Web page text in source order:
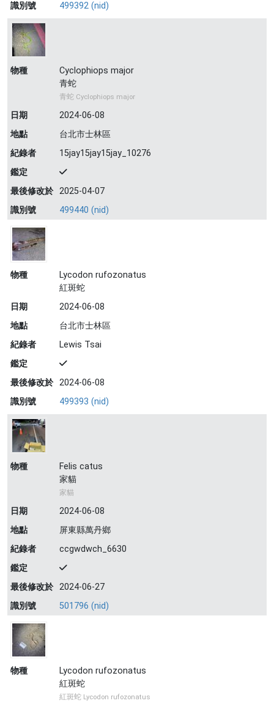
識別號
499392 (nid)
物種
Cyclophiops major
青蛇
青蛇 Cyclophiops major
日期
2024-06-08
地點
台北市士林區
紀錄者
15jay15jay15jay_10276
鑑定
最後修改於 2025-04-07
識別號
499440 (nid)
物種
Lycodon rufozonatus
紅斑蛇
日期
2024-06-08
地點
台北市士林區
紀錄者
Lewis Tsai
鑑定
最後修改於 2024-06-08
識別號
499393 (nid)
物種
Felis catus
家貓
家貓
日期
2024-06-08
地點
屏東縣萬丹鄉
紀錄者
ccgwdwch_6630
鑑定
最後修改於 2024-06-27
識別號
501796 (nid)
物種
Lycodon rufozonatus
紅斑蛇
紅斑蛇 Lycodon rufozonatus